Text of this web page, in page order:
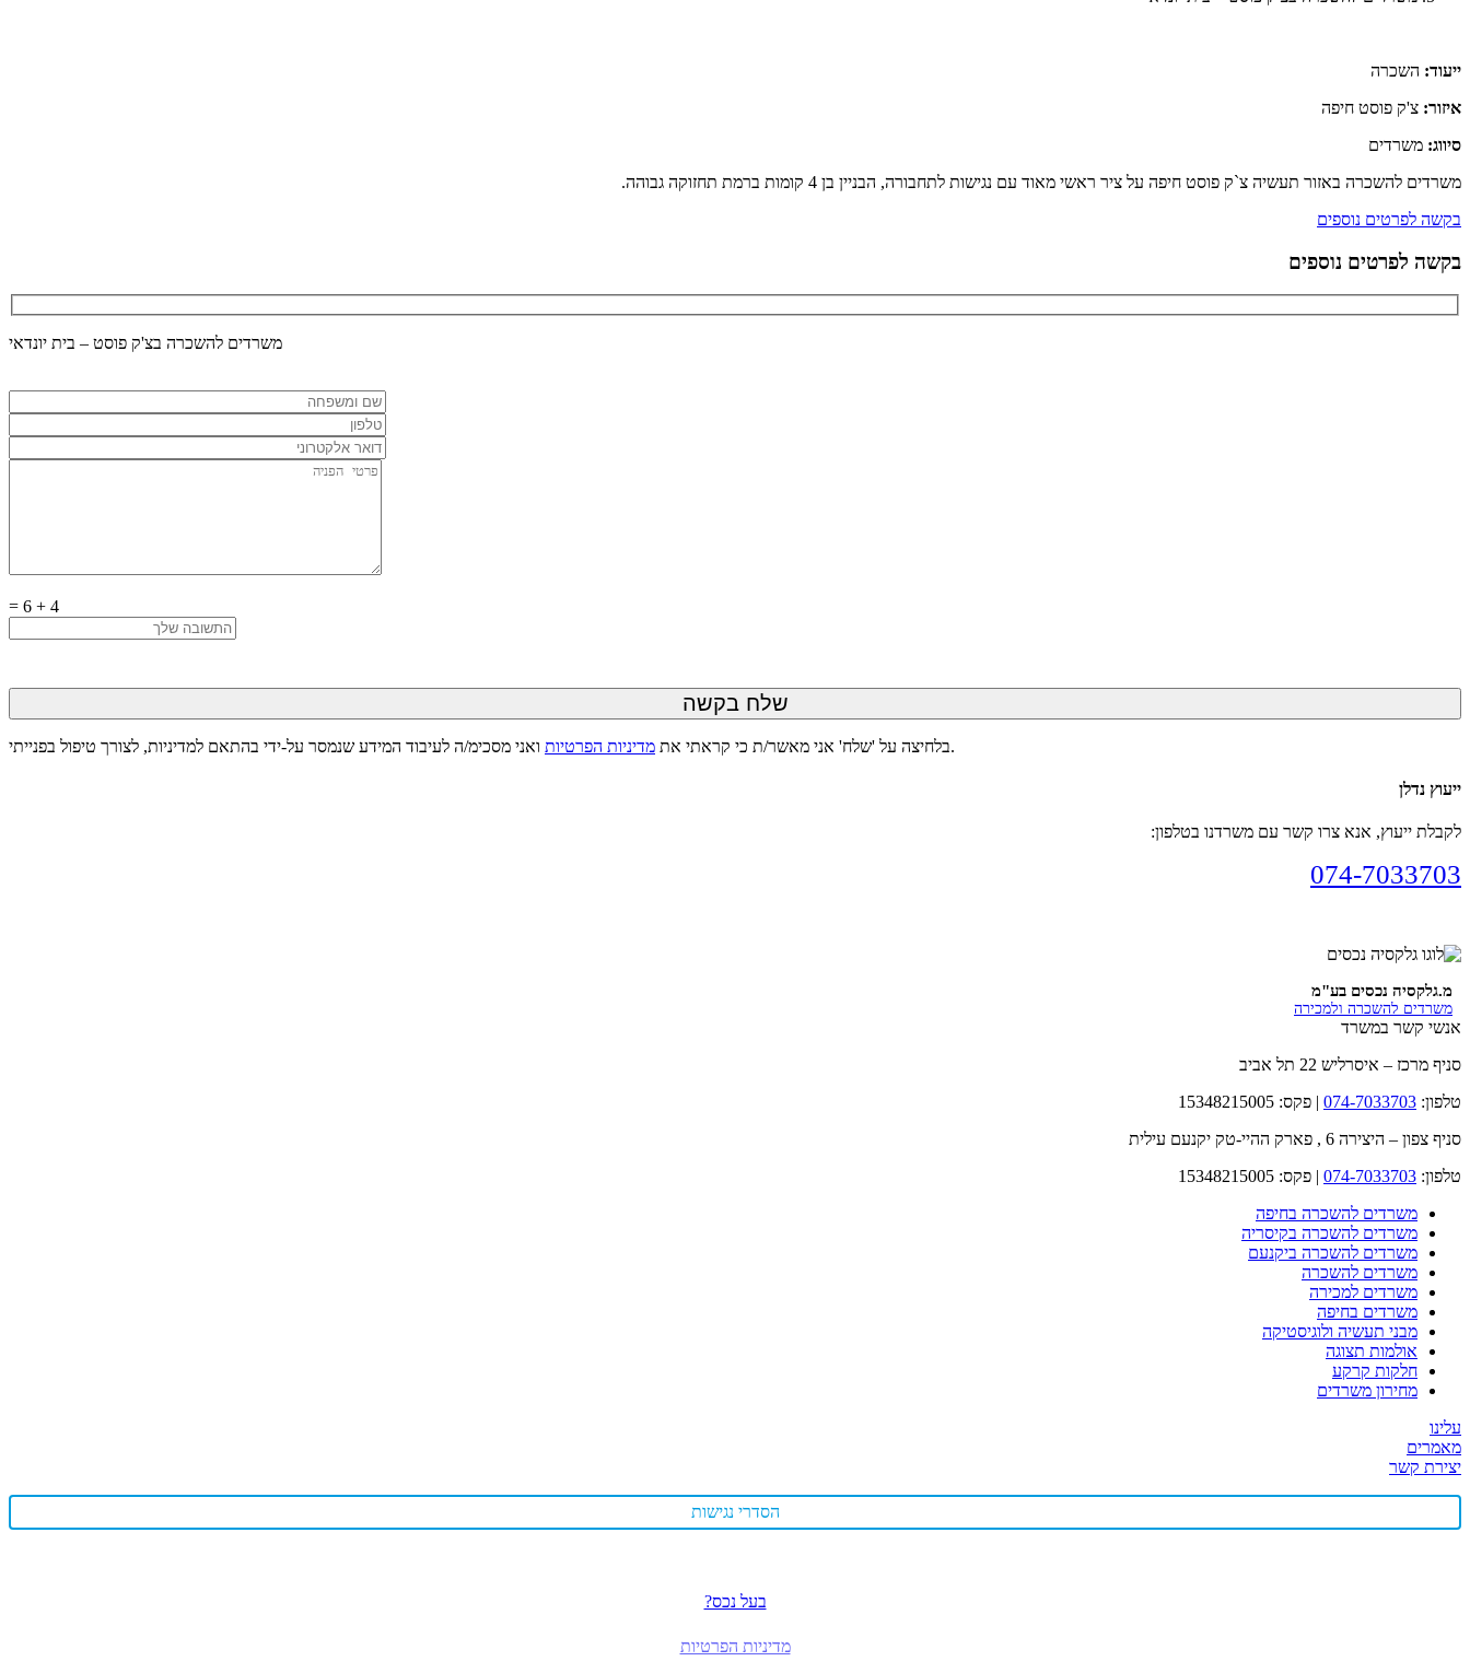
ייעוד: השכרה
איזור: צ'ק פוסט חיפה
סיווג: משרדים
משרדים להשכרה באזור תעשיה צ`ק פוסט חיפה על ציר ראשי מאוד עם נגישות לתחבורה, הבניין בן 4 קומות ברמת תחזוקה גבוהה.
בקשה לפרטים נוספים
בקשה לפרטים נוספים
משרדים להשכרה בצ'ק פוסט – בית יונדאי
= 6 + 4
בלחיצה על 'שלח' אני מאשר/ת כי קראתי את מדיניות הפרטיות ואני מסכימ/ה לעיבוד המידע שנמסר על-ידי בהתאם למדיניות, לצורך טיפול בפנייתי.
ייעוץ נדלן
לקבלת ייעוץ, אנא צרו קשר עם משרדנו בטלפון:
074-7033703
מ.גלקסיה נכסים בע"מ
משרדים להשכרה ולמכירה
אנשי קשר במשרד
סניף מרכז – איסרליש 22 תל אביב
טלפון: 074-7033703 | פקס: 15348215005
סניף צפון – היצירה 6 , פארק ההיי-טק יקנעם עילית
טלפון: 074-7033703 | פקס: 15348215005
משרדים להשכרה בחיפה
משרדים להשכרה בקיסריה
משרדים להשכרה ביקנעם
משרדים להשכרה
משרדים למכירה
משרדים בחיפה
מבני תעשיה ולוגיסטיקה
אולמות תצוגה
חלקות קרקע
מחירון משרדים
עלינו
מאמרים
יצירת קשר
הסדרי נגישות
בעל נכס?
מדיניות הפרטיות